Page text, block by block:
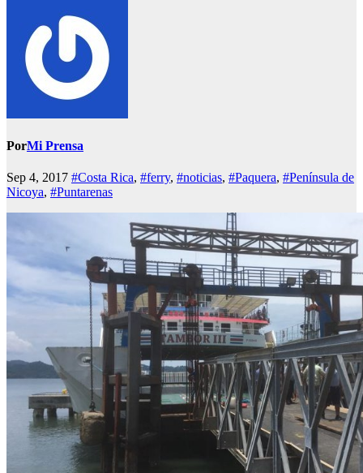
PorMi Prensa
Sep 4, 2017 #Costa Rica, #ferry, #noticias, #Paquera, #Península de
Nicoya, #Puntarenas